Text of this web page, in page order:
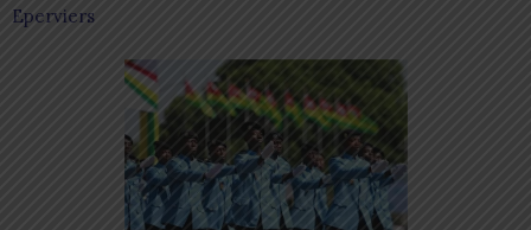
Eperviers